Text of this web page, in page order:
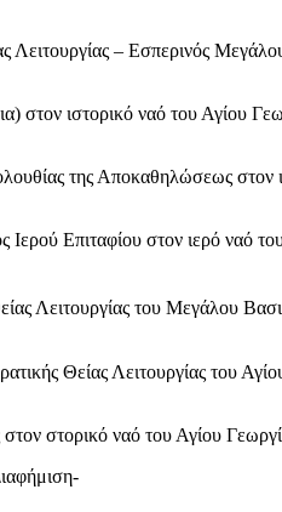
– Εσπερινός
στον ιστορικό ναό του Αγίου
της Αποκαθηλώσεως στον
Ιερού Επιταφίου στον ιερό
Λειτουργίας του Μεγάλου
Θείας Λειτουργίας του
στορικό ναό του Αγίου